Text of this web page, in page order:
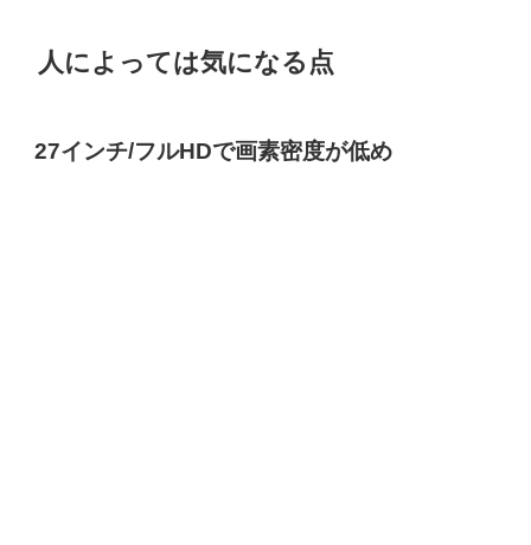
人によっては気になる点
27インチ/フルHDで画素密度が低め